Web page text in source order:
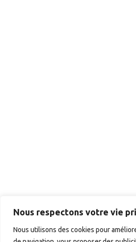
Nous respectons votre vie
Nous utilisons des cookies pour